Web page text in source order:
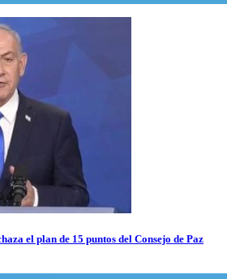
el plan de 15 puntos del Consejo de Paz